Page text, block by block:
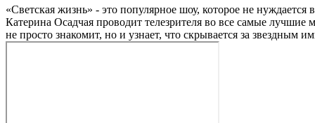
«Светская жизнь» - это популярное шоу, которое не
Катерина Осадчая проводит телезрителя во все самые
не просто знакомит, но и узнает, что скрывается за звездным